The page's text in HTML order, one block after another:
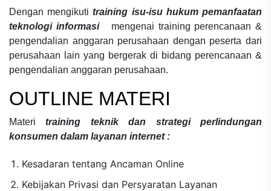
Dengan mengikuti training isu-isu hukum pemanfaatan
teknologi informasi
mengenai training perencanaan &
pengendalian anggaran perusahaan dengan peserta dari
perusahaan lain yang bergerak di bidang perencanaan &
pengendalian anggaran perusahaan.
OUTLINE MATERI
Materi training teknik dan strategi perlindungan
konsumen dalam layanan internet :
Kesadaran tentang Ancaman Online
Kebijakan Privasi dan Persyaratan Layanan